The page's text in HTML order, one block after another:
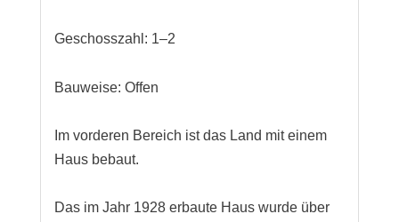
Geschosszahl: 1–2
Bauweise: Offen
Im vorderen Bereich ist das Land mit einem
Haus bebaut.
Das im Jahr 1928 erbaute Haus wurde über